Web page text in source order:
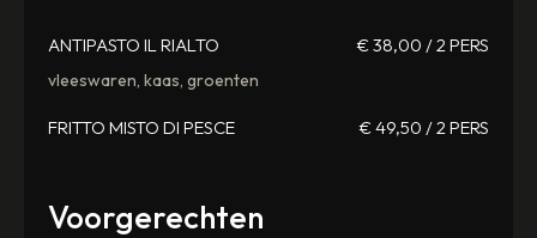
ANTIPASTO IL RIALTO € 38,00 / 2 PERS
vleeswaren, kaas, groenten
FRITTO MISTO DI PESCE € 49,50 / 2 PERS
Voorgerechten